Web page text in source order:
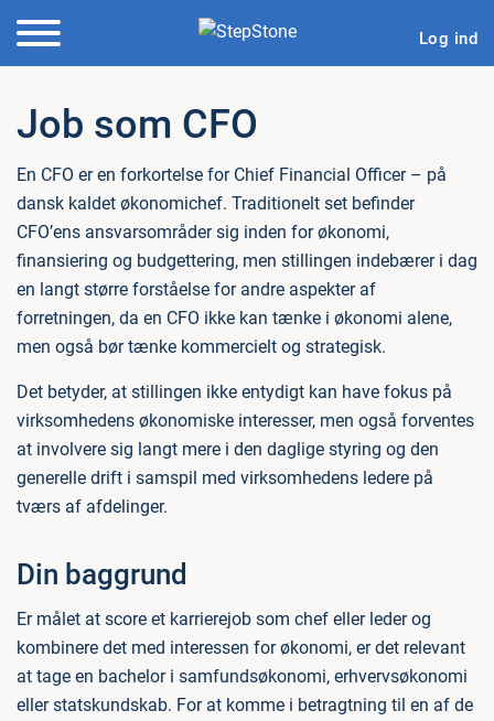
Log ind
Job som CFO
En CFO er en forkortelse for Chief Financial Officer – på
dansk kaldet økonomichef. Traditionelt set befinder
CFO’ens ansvarsområder sig inden for økonomi,
finansiering og budgettering, men stillingen indebærer i dag
en langt større forståelse for andre aspekter af
forretningen, da en CFO ikke kan tænke i økonomi alene,
men også bør tænke kommercielt og strategisk.
Det betyder, at stillingen ikke entydigt kan have fokus på
virksomhedens økonomiske interesser, men også forventes
at involvere sig langt mere i den daglige styring og den
generelle drift i samspil med virksomhedens ledere på
tværs af afdelinger.
Din baggrund
Er målet at score et karrierejob som chef eller leder og
kombinere det med interessen for økonomi, er det relevant
at tage en bachelor i samfundsøkonomi, erhvervsøkonomi
eller statskundskab. For at komme i betragtning til en af de